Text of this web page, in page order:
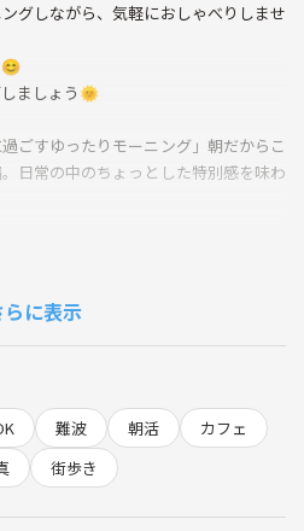
グしながら、気軽におしゃべりしませ
😊
ましょう🌞
ごすゆったりモーニング」朝だからこ
日常の中のちょっとした特別感を味わ
週末の行き先アイデアが増える
らに表示
難波 朝活
カフェ
街歩き